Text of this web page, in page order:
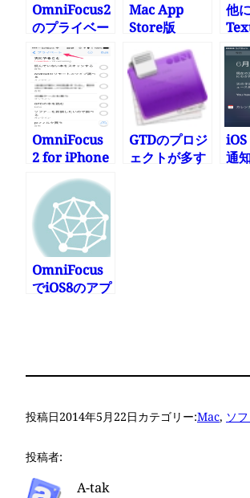
OmniFocus2
のプライベー
トテスト版を
使ってみた
Mac App
Store版
OmniFocus
2 for Macへ
のアップグレ
ード方法
他
で
っ
方
る
OmniFocus
2 for iPhone
で一気にホー
ムに戻る方法
GTDのプロジ
ェクトが多す
通
OmniFocus
でiOS8のアプ
投稿日2014年5月22日カテゴリー:Mac, ソ
投稿者:
A-tak